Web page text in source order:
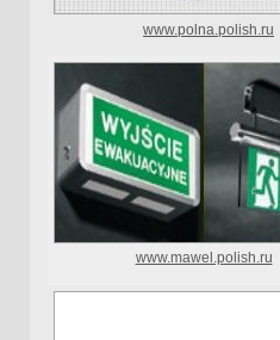
www.polna.polish.ru
www.mawel.polish.ru